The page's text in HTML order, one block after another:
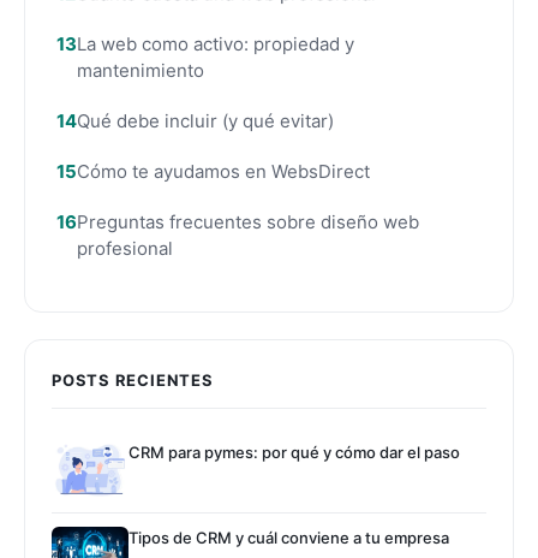
La web como activo: propiedad y
mantenimiento
Qué debe incluir (y qué evitar)
Cómo te ayudamos en WebsDirect
Preguntas frecuentes sobre diseño web
profesional
POSTS RECIENTES
CRM para pymes: por qué y cómo dar el paso
Tipos de CRM y cuál conviene a tu empresa